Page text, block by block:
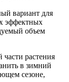
вариант для
эффектных
объем
растения
в зимний
сезоне,